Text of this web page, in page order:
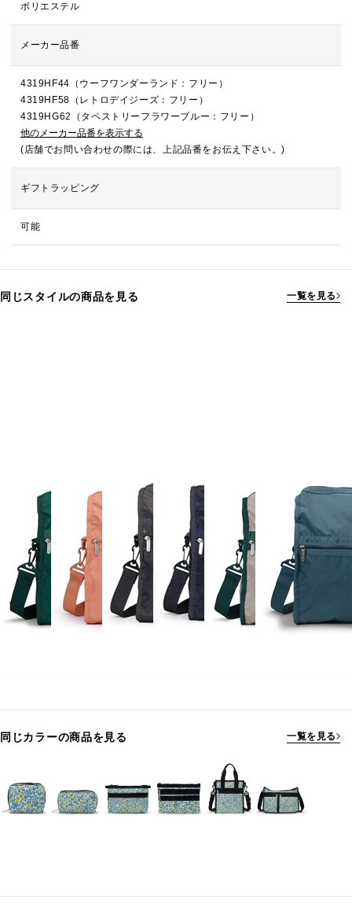
ポリエステル
メーカー品番
4319HF44（ウーフワンダーランド：フリー）
4319HF58（レトロデイジーズ：フリー）
4319HG62（タペストリーフラワーブルー：フリー）
他のメーカー品番を表示する
(店舗でお問い合わせの際には、上記品番をお伝え下さい。)
ギフトラッピング
可能
同じスタイルの商品を見る 一覧を見る
同じカラーの商品を見る 一覧を見る